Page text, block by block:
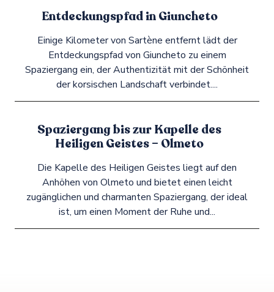
Entdeckungspfad in Giuncheto
Einige Kilometer von Sartène entfernt lädt der
Entdeckungspfad von Giuncheto zu einem
Spaziergang ein, der Authentizität mit der Schönheit
der korsischen Landschaft verbindet....
Spaziergang bis zur Kapelle des
Heiligen Geistes – Olmeto
Die Kapelle des Heiligen Geistes liegt auf den
Anhöhen von Olmeto und bietet einen leicht
zugänglichen und charmanten Spaziergang, der ideal
ist, um einen Moment der Ruhe und...